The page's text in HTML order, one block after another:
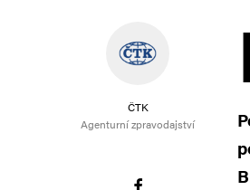
ČTK
Agenturní zpravodajství